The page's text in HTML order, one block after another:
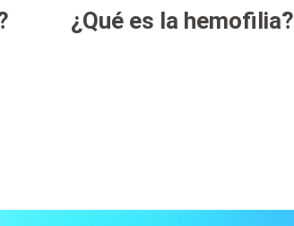
¿Qué es la hemofilia?